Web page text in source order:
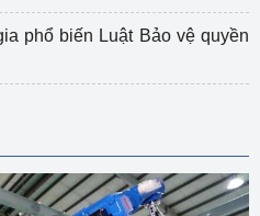
phổ biến Luật Bảo vệ quyền